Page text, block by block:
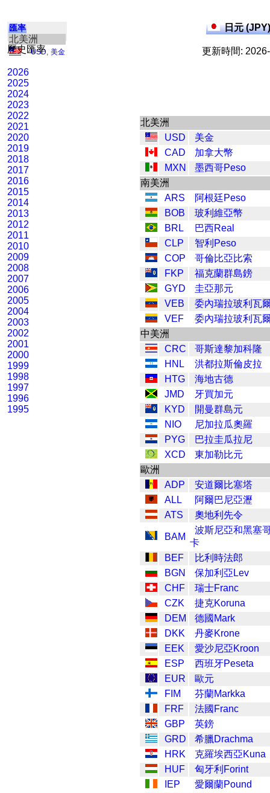
匯率
北美洲
USD 美金
歷史匯率
2026
2025
2024
2023
2022
2021
2020
2019
2018
2017
2016
2015
2014
2013
2012
2011
2010
2009
2008
2007
2006
2005
2004
2003
2002
2001
2000
1999
1998
1997
1996
1995
日元
更新時間:
北美洲
USD
美金
CAD
加拿大幣
MXN
墨西哥Peso
南美洲
ARS
阿根廷Peso
BOB
玻利維亞幣
BRL
巴西Real
CLP
智利Peso
COP
哥倫比亞比索
FKP
福克蘭群島鎊
GYD
圭亞那元
VEB
委內瑞拉玻利瓦
VEF
委內瑞拉玻利瓦
中美洲
CRC
哥斯達黎加科隆
HNL
洪都拉斯倫皮拉
HTG
海地古德
JMD
牙買加元
KYD
開曼群島元
NIO
尼加拉瓜奧羅
PYG
巴拉圭瓜拉尼
XCD
東加勒比元
歐洲
ADP
安道爾比塞塔
ALL
阿爾巴尼亞瀝
ATS
奧地利先令
BAM
波斯尼亞和黑塞
卡
BEF
比利時法郎
BGN
保加利亞Lev
CHF
瑞士Franc
CZK
捷克Koruna
DEM
德國Mark
DKK
丹麥Krone
EEK
愛沙尼亞Kroon
ESP
西班牙Peseta
EUR
歐元
FIM
芬蘭Markka
FRF
法國Franc
GBP
英鎊
GRD
希臘Drachma
HRK
克羅埃西亞Kuna
HUF
匈牙利Forint
IEP
愛爾蘭Pound